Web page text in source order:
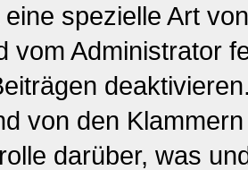
spezielle Art
vom Administrator
von den
darüber, was